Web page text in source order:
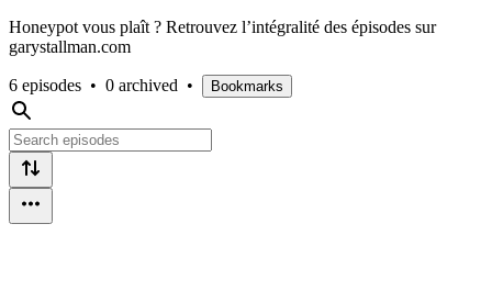
Honeypot vous plaît ? Retrouvez l’intégralité des épisodes sur
garystallman.com
6 episodes • 0 archived • Bookmarks